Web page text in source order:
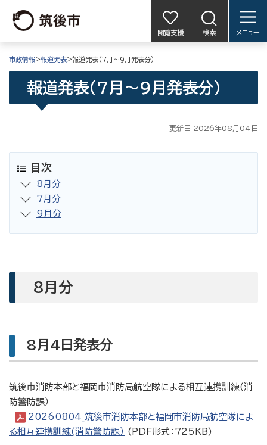
閲覧支援 検索 メニュー
市政情報>報道発表>報道発表（7月〜9月発表分）
報道発表（7月〜9月発表分）
更新日 2026年08月04日
目次
8月分
7月分
9月分
8月分
8月4日発表分
筑後市消防本部と福岡市消防局航空隊による相互連携訓練(消
防警防課）
20260804_筑後市消防本部と福岡市消防局航空隊によ
る相互連携訓練(消防警防課） (PDF形式：725KB)